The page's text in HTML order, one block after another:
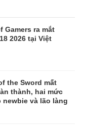
Gamers ra mắt
2026 tại Việt
the Sword mất
thành, hai mức
và lão làng